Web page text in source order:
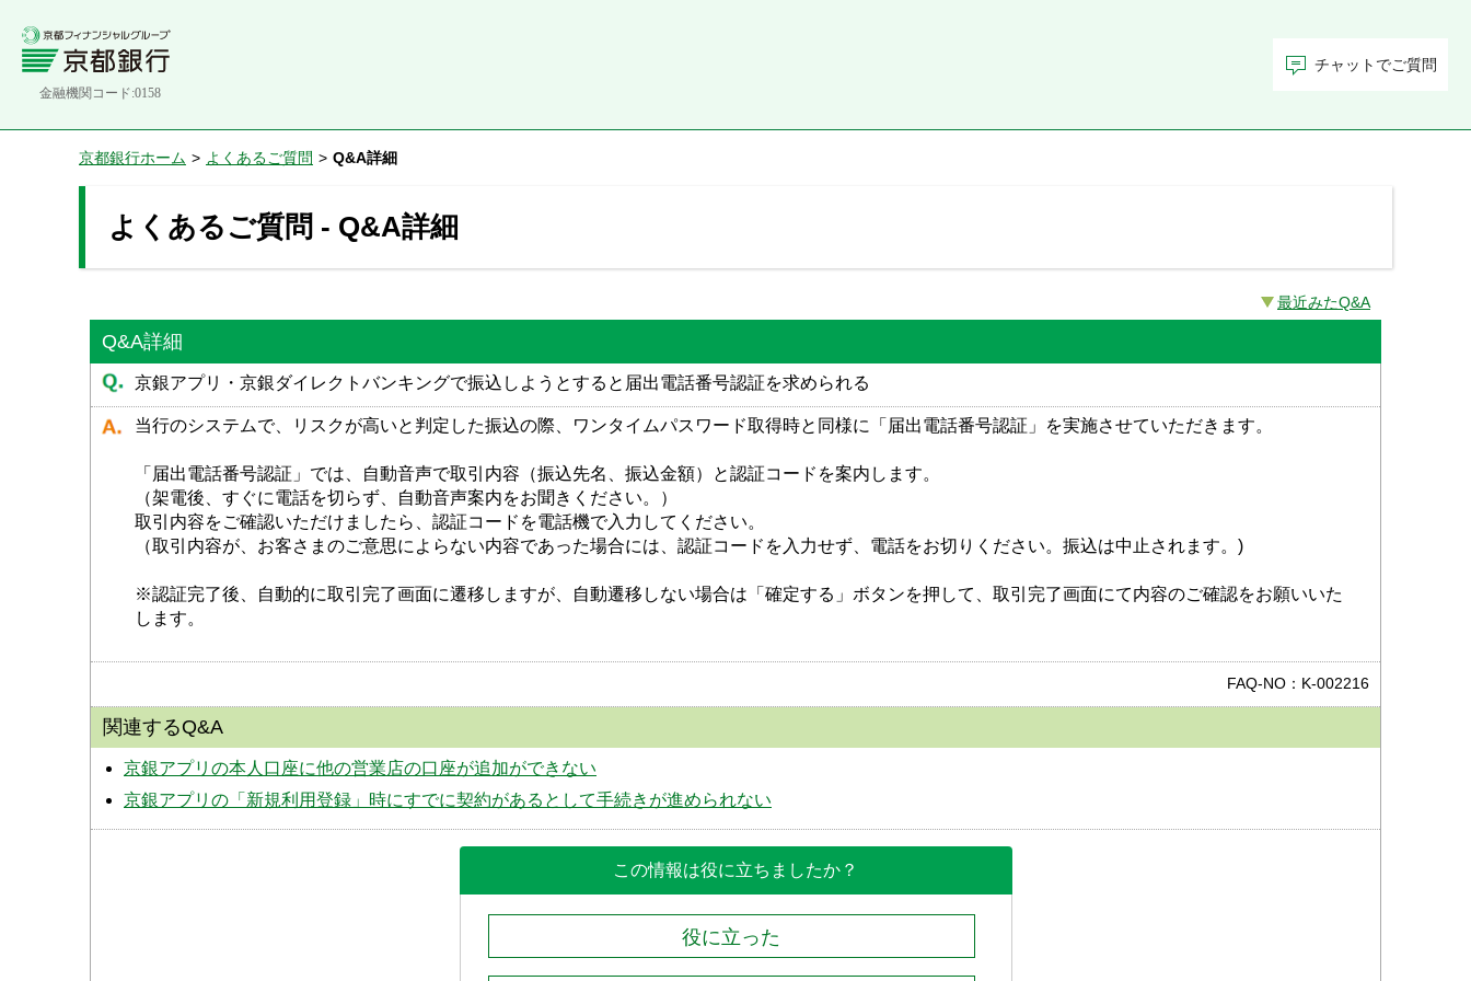
金融機関コード:0158
チャットでご質問
京都銀行ホーム > よくあるご質問 > Q&A詳細
よくあるご質問 - Q&A詳細
最近みたQ&A
Q&A詳細
京銀アプリ・京銀ダイレクトバンキングで振込しようとすると届出電話番号認証を求められる
当行のシステムで、リスクが高いと判定した振込の際、ワンタイムパスワード取得時と同様に「届出電話番号認証」を実施させていただきます。
「届出電話番号認証」では、自動音声で取引内容（振込先名、振込金額）と認証コードを案内します。
（架電後、すぐに電話を切らず、自動音声案内をお聞きください。）
取引内容をご確認いただけましたら、認証コードを電話機で入力してください。
（取引内容が、お客さまのご意思によらない内容であった場合には、認証コードを入力せず、電話をお切りください。振込は中止されます。)
※認証完了後、自動的に取引完了画面に遷移しますが、自動遷移しない場合は「確定する」ボタンを押して、取引完了画面にて内容のご確認をお願いいた
します。
FAQ-NO：K-002216
関連するQ&A
京銀アプリの本人口座に他の営業店の口座が追加ができない
京銀アプリの「新規利用登録」時にすでに契約があるとして手続きが進められない
この情報は役に立ちましたか？
役に立った